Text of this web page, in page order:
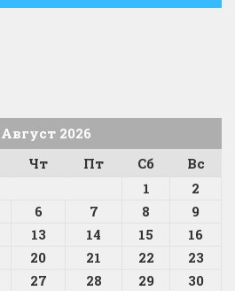
Август 2026
Чт Пт Сб
Вс
1
2
6 7 8
9
13 14 15
16
20 21 22
23
27 28 29
30